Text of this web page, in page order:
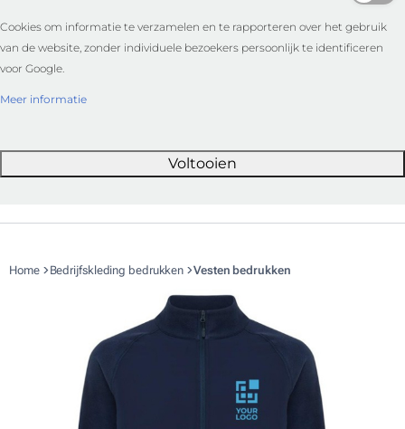
Cookies om informatie te verzamelen en te rapporteren over het gebruik
van de website, zonder individuele bezoekers persoonlijk te identificeren
voor Google.
Meer informatie
Voltooien
Home Bedrijfskleding bedrukken Vesten bedrukken